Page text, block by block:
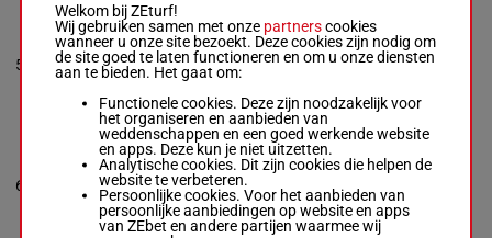
5
TRANQUILITY K
Jim Devaux- Per
Engblom
Box: 5 -M/6 - 1600m
1a 3a 0a 0a 2a
M/6 1600m 1a 3a 0a
6
MR CONTESTANT
Matthew Athearn-Peter
R/11 - 1600m
0a 3a 0a 2a 0a
R/111600m2a 0a
Welkom bij ZEturf!
Wij gebruiken samen met onze partnerscookies
wanneer u onze site bezoekt. Deze cookies zijn nodig om
de site goed te laten functioneren en om u onze diensten
aan te bieden. Het gaat om:
Functionele cookies. Deze zijn noodzakelijk voor
het organiseren en aanbieden van
weddenschappen en een goed werkende website
en apps. Deze kun je niet uitzetten.
Analytische cookies. Dit zijn cookies die helpen de
website te verbeteren.
Persoonlijke cookies. Voor het aanbieden van
persoonlijke aanbiedingen op website en apps
van ZEbet en andere partijen waarmee wij